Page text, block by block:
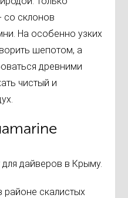
со склонов
На особенно узких
шепотом, а
древними
чистый и
дайверов в Крыму.
скалистых